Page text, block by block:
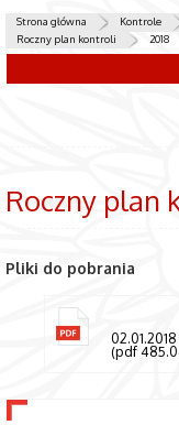
Strona główna Kontrole
Roczny plan kontroli
2018
Roczny plan
Pliki do pobrania
02.01.2018
(pdf